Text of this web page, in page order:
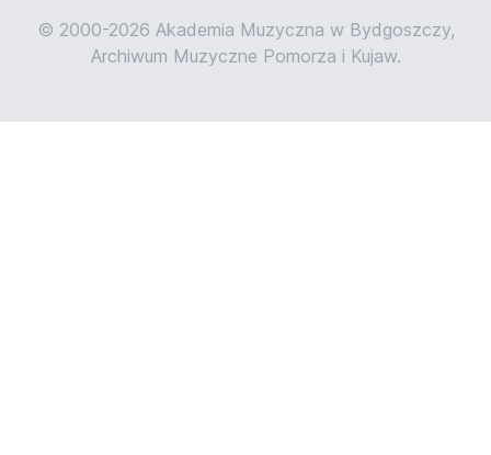
© 2000-2026 Akademia Muzyczna w Bydgoszczy,
Archiwum Muzyczne Pomorza i Kujaw.